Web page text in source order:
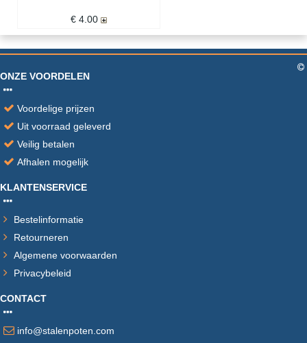
€ 4.00
ONZE VOORDELEN
Voordelige prijzen
Uit voorraad geleverd
Veilig betalen
Afhalen mogelijk
KLANTENSERVICE
Bestelinformatie
Retourneren
Algemene voorwaarden
Privacybeleid
CONTACT
info@stalenpoten.com